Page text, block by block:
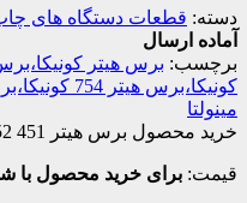
دسته: قطعات دستگاه های
آماده ارسال
برچسب:
مینولتا
خرید محصول برس هیتر 451 452 754 کونیکا مینولتا Konica Minolta
قیمت: برای خرید محصول با شماره ۰۹۱۳۱۰۰۷۴۶۶